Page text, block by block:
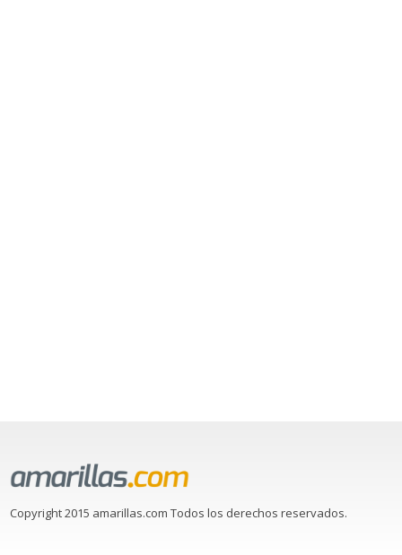
Copyright 2015 amarillas.com Todos los derechos reservados.